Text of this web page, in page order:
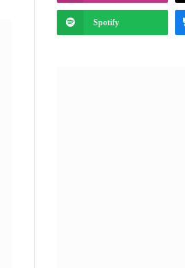
Spotify